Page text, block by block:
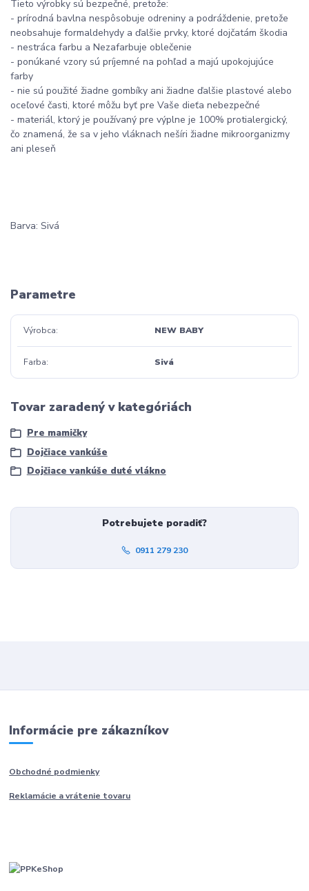
Tieto výrobky sú bezpečné, pretože:
- prírodná bavlna nespôsobuje odreniny a podráždenie, pretože
neobsahuje formaldehydy a ďalšie prvky, ktoré dojčatám škodia
- nestráca farbu a Nezafarbuje oblečenie
- ponúkané vzory sú príjemné na pohľad a majú upokojujúce
farby
- nie sú použité žiadne gombíky ani žiadne ďalšie plastové alebo
oceľové časti, ktoré môžu byť pre Vaše dieťa nebezpečné
- materiál, ktorý je používaný pre výplne je 100% protialergický,
čo znamená, že sa v jeho vláknach nešíri žiadne mikroorganizmy
ani pleseň
Barva: Sivá
Parametre
Výrobca NEW BABY
Farba Sivá
Tovar zaradený v kategóriách
Pre mamičky
Dojčiace vankúše
Dojčiace vankúše duté vlákno
Potrebujete poradiť?
0911 279 230
Informácie pre zákazníkov
Obchodné podmienky
Reklamácie a vrátenie tovaru